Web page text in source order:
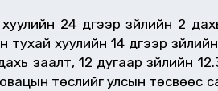
24 дүгээр зүйлийн 2
хуулийн 14 дүгээр
заалт, 12 дугаар
төслийг улсын төсвөөс